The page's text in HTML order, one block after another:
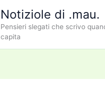
Notiziole di .mau.
Pensieri slegati che scrivo
capita